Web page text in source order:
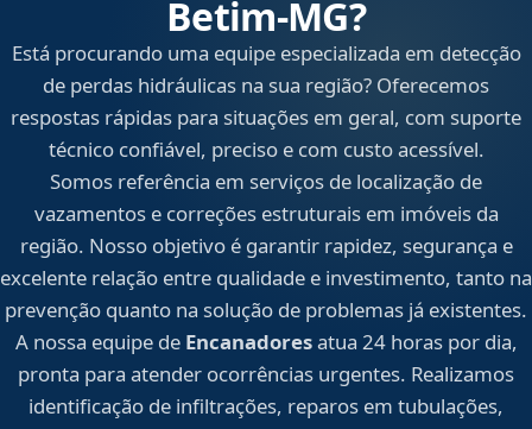
Betim‑MG?
Está procurando uma equipe especializada em detecção
de perdas hidráulicas na sua região? Oferecemos
respostas rápidas para situações em geral, com suporte
técnico confiável, preciso e com custo acessível.
Somos referência em serviços de localização de
vazamentos e correções estruturais em imóveis da
região. Nosso objetivo é garantir rapidez, segurança e
excelente relação entre qualidade e investimento, tanto na
prevenção quanto na solução de problemas já existentes.
A nossa equipe de Encanadoresatua 24 horas por dia,
pronta para atender ocorrências urgentes. Realizamos
identificação de infiltrações, reparos em tubulações,